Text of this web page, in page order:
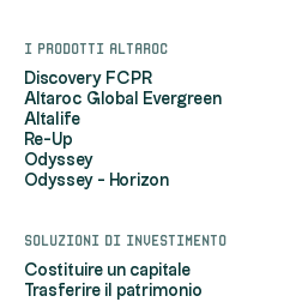
I prodotti Altaroc
Discovery FCPR
Altaroc Global Evergreen
Altalife
Re-Up
Odyssey
Odyssey - Horizon
Soluzioni di investimento
Costituire un capitale
Trasferire il patrimonio